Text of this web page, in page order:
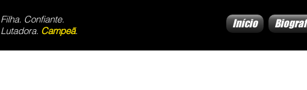
Início
Filha. Confiante.
Lutadora. Campeã.